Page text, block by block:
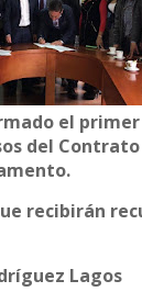
el
del
recibirán
Lagos